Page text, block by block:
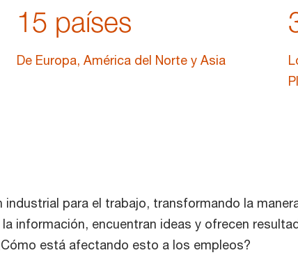
15 países
De Europa, América del Norte y Asia
industrial para el trabajo, transformando la
información, encuentran ideas y ofrecen
está afectando esto a los empleos?